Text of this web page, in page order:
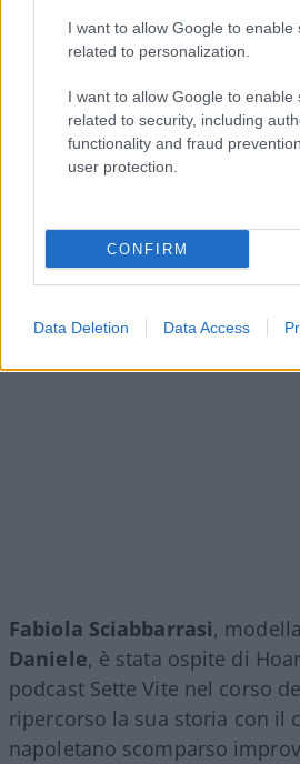
I want to allow Google to enable
related to personalization.
I want to allow Google to enable
related to security, including
functionality and fraud
user protection.
CONFIRM
Data Deletion Data Access
Fabiola Sciabbarrasi,
Daniele, è stata ospite di
podcast Sette Vite nel corso
ripercorso la sua storia con il
napoletano scomparso